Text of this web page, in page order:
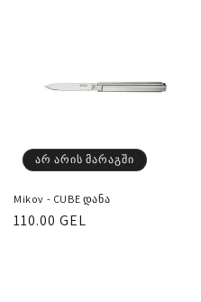
არ არის მარაგში
Mikov - CUBE დანა
რეგულარული
110.00 GEL